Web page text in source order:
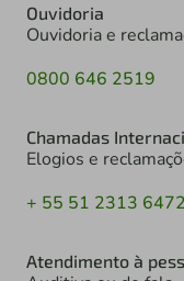
Ouvidoria
Ouvidoria e
0800 646 2519
Chamadas
Elogios e
+ 55 51 2313 6472
Atendimento à